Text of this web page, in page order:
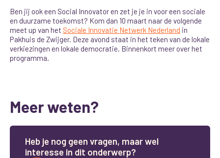
Ben jij ook een Social Innovator en zet je je in voor een sociale
en duurzame toekomst? Kom dan 10 maart naar de volgende
meet up van het Sociale Innovatie Netwerk Nederland in
Pakhuis de Zwijger. Deze avond staat in het teken van de lokale
verkiezingen en lokale democratie. Binnenkort meer over het
programma.
Meer weten?
Heb je nog geen vragen, maarwel
interesse in dit onderwerp?